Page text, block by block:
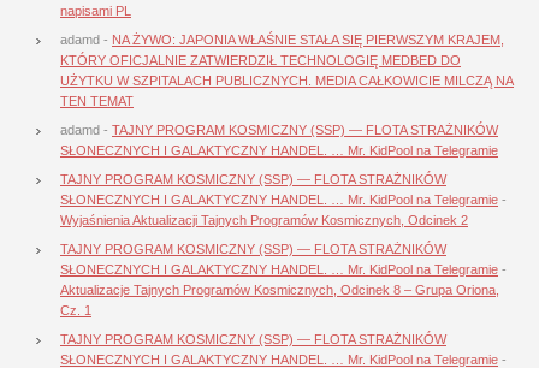
napisami PL
adamd - NA ŻYWO: JAPONIA WŁAŚNIE STAŁA SIĘ PIERWSZYM KRAJEM,
KTÓRY OFICJALNIE ZATWIERDZIŁ TECHNOLOGIĘ MEDBED DO
UŻYTKU W SZPITALACH PUBLICZNYCH. MEDIA CAŁKOWICIE MILCZĄ NA
TEN TEMAT
adamd - TAJNY PROGRAM KOSMICZNY (SSP) — FLOTA STRAŻNIKÓW
SŁONECZNYCH I GALAKTYCZNY HANDEL. … Mr. KidPool na Telegramie
TAJNY PROGRAM KOSMICZNY (SSP) — FLOTA STRAŻNIKÓW
SŁONECZNYCH I GALAKTYCZNY HANDEL. … Mr. KidPool na Telegramie -
Wyjaśnienia Aktualizacji Tajnych Programów Kosmicznych, Odcinek 2
TAJNY PROGRAM KOSMICZNY (SSP) — FLOTA STRAŻNIKÓW
SŁONECZNYCH I GALAKTYCZNY HANDEL. … Mr. KidPool na Telegramie -
Aktualizacje Tajnych Programów Kosmicznych, Odcinek 8 – Grupa Oriona,
Cz. 1
TAJNY PROGRAM KOSMICZNY (SSP) — FLOTA STRAŻNIKÓW
SŁONECZNYCH I GALAKTYCZNY HANDEL. … Mr. KidPool na Telegramie -